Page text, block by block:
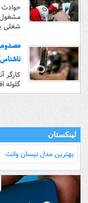
حوادث
مشغول
شغلی
کارگر
گلوله
لینکستان
بهترین مدل‌ نیسان وانت